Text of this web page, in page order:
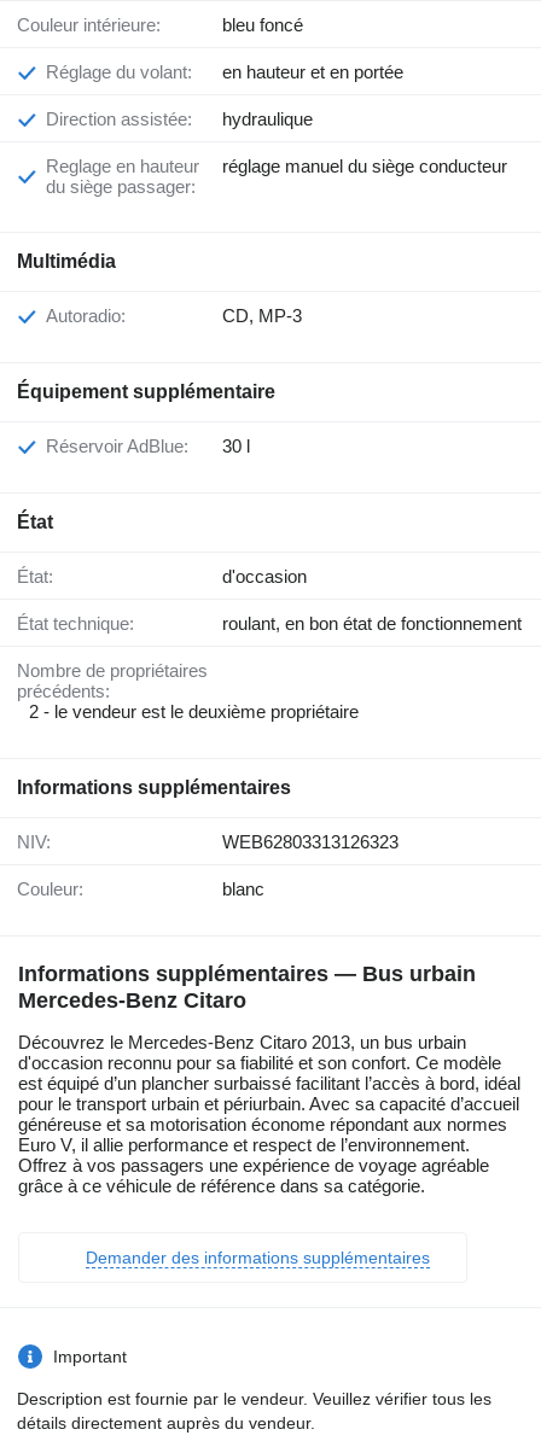
Couleur intérieure: bleu foncé
Réglage du volant: en hauteur et en portée
Direction assistée: hydraulique
Reglage en hauteur
du siège passager:
réglage manuel du siège conducteur
Multimédia
Autoradio: CD, MP-3
Équipement supplémentaire
Réservoir AdBlue: 30 l
État
État: d'occasion
État technique: roulant, en bon état de fonctionnement
Nombre de propriétaires
précédents:
2 - le vendeur est le deuxième propriétaire
Informations supplémentaires
NIV: WEB62803313126323
Couleur: blanc
Informations supplémentaires — Bus urbain
Mercedes-Benz Citaro
Découvrez le Mercedes-Benz Citaro 2013, un bus urbain
d'occasion reconnu pour sa fiabilité et son confort. Ce modèle
est équipé d’un plancher surbaissé facilitant l’accès à bord, idéal
pour le transport urbain et périurbain. Avec sa capacité d’accueil
généreuse et sa motorisation économe répondant aux normes
Euro V, il allie performance et respect de l’environnement.
Offrez à vos passagers une expérience de voyage agréable
grâce à ce véhicule de référence dans sa catégorie.
Demander des informations supplémentaires
Important
Description est fournie par le vendeur. Veuillez vérifier tous les
détails directement auprès du vendeur.